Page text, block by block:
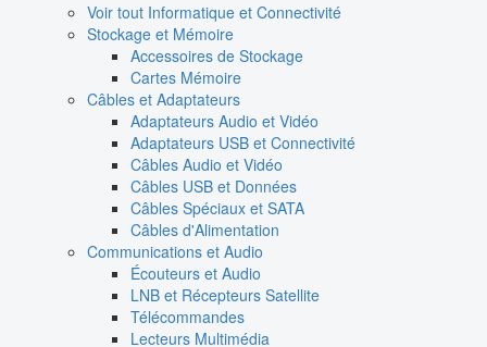
Voir tout Informatique et Connectivité
Stockage et Mémoire
Accessoires de Stockage
Cartes Mémoire
Câbles et Adaptateurs
Adaptateurs Audio et Vidéo
Adaptateurs USB et Connectivité
Câbles Audio et Vidéo
Câbles USB et Données
Câbles Spéciaux et SATA
Câbles d'Alimentation
Communications et Audio
Écouteurs et Audio
LNB et Récepteurs Satellite
Télécommandes
Lecteurs Multimédia